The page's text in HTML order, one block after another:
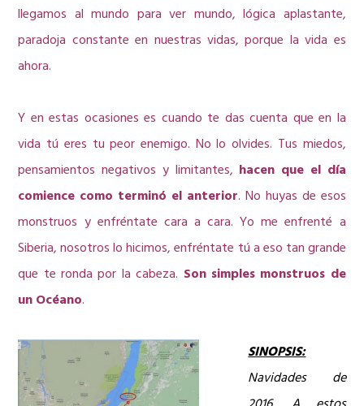
llegamos al mundo para ver mundo, lógica aplastante,
paradoja constante en nuestras vidas, porque la vida es
ahora.
Y en estas ocasiones es cuando te das cuenta que en la
vida tú eres tu peor enemigo. No lo olvides. Tus miedos,
pensamientos negativos y limitantes, hacen que el día
comience como terminó el anterior. No huyas de esos
monstruos y enfréntate cara a cara. Yo me enfrenté a
Siberia, nosotros lo hicimos, enfréntate tú a eso tan grande
que te ronda por la cabeza. Son simples monstruos de
un Océano.
SINOPSIS:
Navidades de